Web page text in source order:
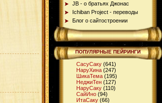
JB - о братьях Джонас
Ichiban Project - переводы
Блог о сайтостроении
ПОПУЛЯРНЫЕ ПЕЙРИНГИ
СасуСаку (641)
НаруХина (247)
ШикаТема (195)
НеджиТен (127)
НаруСаку (110)
СайИно (94)
ИтaСаку (66)